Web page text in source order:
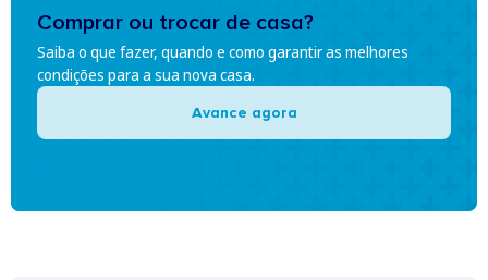
Comprar ou trocar de casa?
Saiba o que fazer, quando e como garantir as melhores
condições para a sua nova casa.
Avance agora